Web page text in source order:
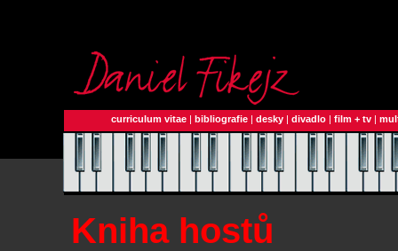
curriculum vitae | bibliografie | desky | divadlo | film + tv |
Kniha hostů